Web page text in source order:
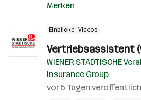
Merken
Einblicke Videos
Vertriebsassistent
WIENER STÄDTISCHE
Insurance Group
vor 5 Tagen